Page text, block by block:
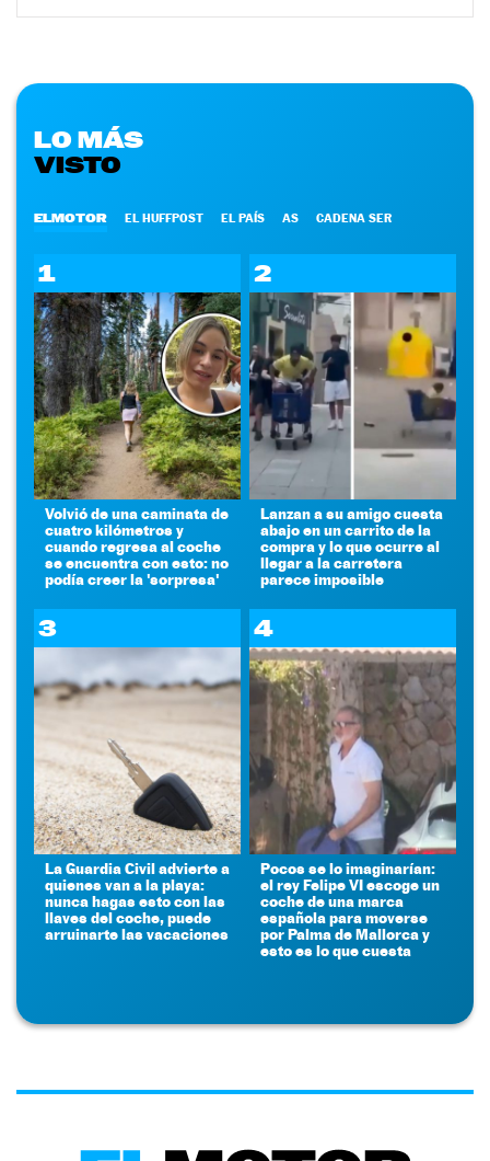
LO MÁS
VISTO
ELMOTOR EL HUFFPOST EL PAÍS AS CADENA SER
1
Volvió de una caminata de
cuatro kilómetros y
cuando regresa al coche
se encuentra con esto: no
podía creer la 'sorpresa'
2
Lanzan a su amigo cuesta
abajo en un carrito de la
compra y lo que ocurre al
llegar a la carretera
parece imposible
3
La Guardia Civil advierte a
quienes van a la playa:
nunca hagas esto con las
llaves del coche, puede
arruinarte las vacaciones
4
Pocos se lo imaginarían:
el rey Felipe VI escoge un
coche de una marca
española para moverse
por Palma de Mallorca y
esto es lo que cuesta